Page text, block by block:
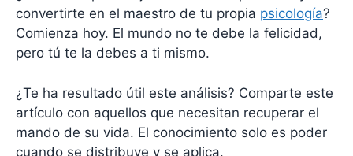
convertirte en el maestro de tu propia psicología?
Comienza hoy. El mundo no te debe la felicidad,
pero tú te la debes a ti mismo.
¿Te ha resultado útil este análisis? Comparte este
artículo con aquellos que necesitan recuperar el
mando de su vida. El conocimiento solo es poder
cuando se distribuye y se aplica.